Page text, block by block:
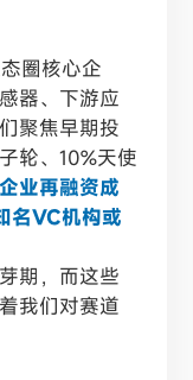
圈核心企
器、下游应
聚焦早期投
轮、10%天使
业再融资成
名VC机构或
期，而这些
我们对赛道